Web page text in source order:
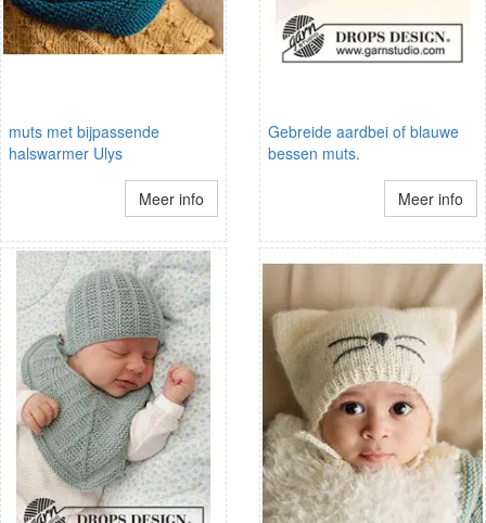
muts met bijpassende
halswarmer Ulys
Meer info
Gebreide aardbei of blauwe
bessen muts.
Meer info